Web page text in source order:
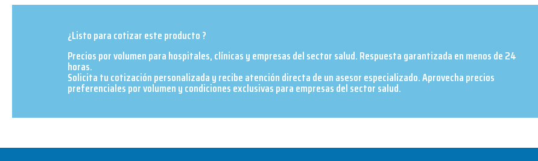
¿Listo para cotizar este producto ?
Precios por volumen para hospitales, clínicas y empresas del sector salud. Respuesta garantizada en menos de 24
horas.
Solicita tu cotización personalizada y recibe atención directa de un asesor especializado. Aprovecha precios
preferenciales por volumen y condiciones exclusivas para empresas del sector salud.​